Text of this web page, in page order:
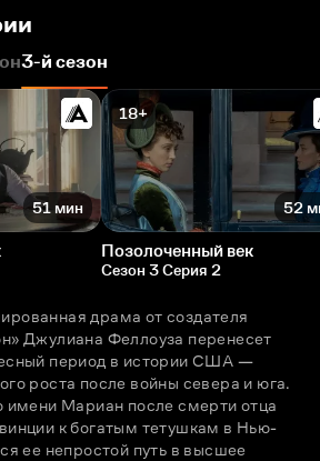
3-й сезон
51 мин
18+
52
Позолоченный век
Сезон 3 Серия 2
драма от создателя
Джулиана Феллоуза перенесет
период в истории США —
роста после войны севера и юга.
имени Мариан после смерти отца
к богатым тетушкам в Нью-
ее непростой путь в высшее